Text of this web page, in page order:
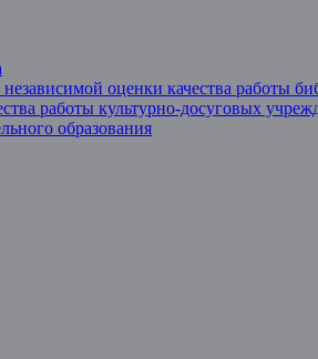
оценки качества работы
работы культурно-досуговых
образования